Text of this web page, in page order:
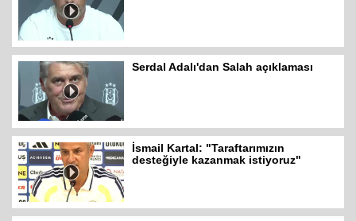
Serdal Adalı'dan Salah açıklaması
İsmail Kartal: "Taraftarımızın
desteğiyle kazanmak istiyoruz"